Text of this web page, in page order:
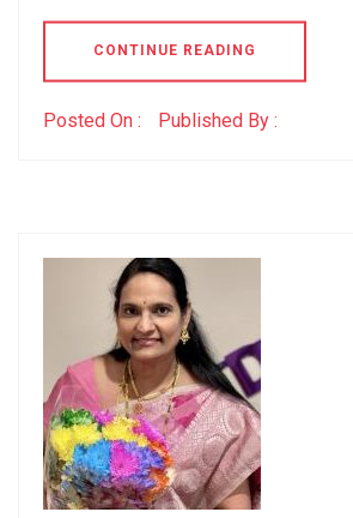
CONTINUE READING
Posted On : Published By :